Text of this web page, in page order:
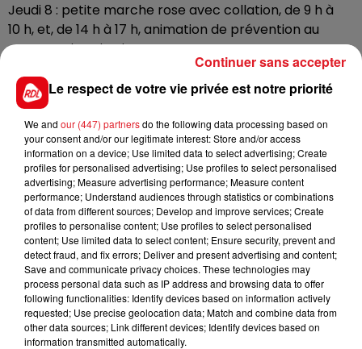
Jeudi 8 : petite marche rose avec collation, de 9 h à
10 h, et, de 14 h à 17 h, animation de prévention au
centre animation jeunesse.
Vendredi 9, de 9 h à 11 h : atelier d’art-thérapie «
expression et création » au centre animation jeunesse,
ou, au choix, grande marche rose avec collation, au
départ du parking de la halle des sports.
Renseignement et inscription : espace jeunesse
Ludovic-Leroy, au 03.21.45.62.40. Nombre de places
limité.
FIL D'ACTUS
Le respect de votre vie privée est notre priorité
We and our (447) partnersdo the following data processing based on
your consent and/or our legitimate interest: Store and/or access
information on a device; Use limited data to select advertising; Create
profiles for personalised advertising; Use profiles to select personalised
advertising; Measure advertising performance; Measure content
performance; Understand audiences through statistics or combinations
of data from different sources; Develop and improve services; Create
profiles to personalise content; Use profiles to select personalised
content; Use limited data to select content; Ensure security, prevent and
detect fraud, and fix errors; Deliver and present advertising and content;
Save and communicate privacy choices. These technologies may
process personal data such as IP address and browsing data to offer
following functionalities: Identify devices based on information actively
requested; Use precise geolocation data; Match and combine data from
other data sources; Link different devices; Identify devices based on
information transmitted automatically.
Continuer sans accepter